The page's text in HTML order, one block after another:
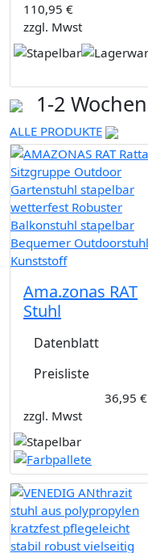
110,95 €
zzgl. Mwst
1-2 Wochen
ALLE PRODUKTE
Ama.zonas RAT
Stuhl
Datenblatt
Preisliste
36,95 €
zzgl. Mwst